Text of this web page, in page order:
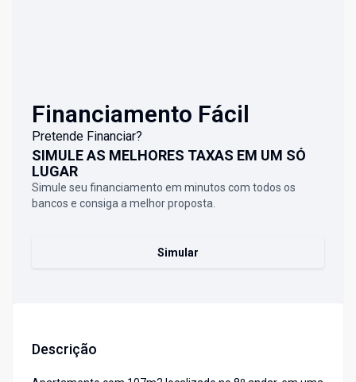
Financiamento Fácil
Pretende Financiar?
SIMULE AS MELHORES TAXAS EM UM SÓ
LUGAR
Simule seu financiamento em minutos com todos os
bancos e consiga a melhor proposta.
Simular
Descrição